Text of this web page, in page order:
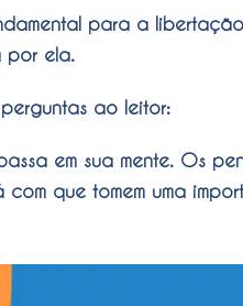
para a
por ela.
ao leitor:
em sua mente. Os
com que tomem uma